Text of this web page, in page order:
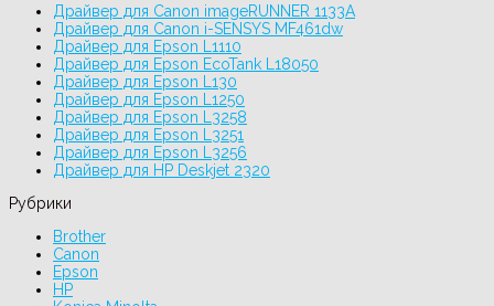
Драйвер для Canon imageRUNNER 1133A
Драйвер для Canon i-SENSYS MF461dw
Драйвер для Epson L1110
Драйвер для Epson EcoTank L18050
Драйвер для Epson L130
Драйвер для Epson L1250
Драйвер для Epson L3258
Драйвер для Epson L3251
Драйвер для Epson L3256
Драйвер для HP Deskjet 2320
Рубрики
Brother
Canon
Epson
HP